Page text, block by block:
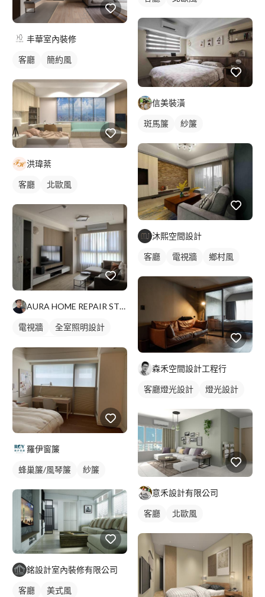
丰華室內裝修
客廳 簡約風
洪瑋棻
客廳 北歐風
AURA HOME REPAIR STUDIO
電視牆
全室照明設計
羅伊窗簾
蜂巢簾/風琴簾 紗簾
銘設計室內裝修有限公司
客廳 美式風
信美裝潢
斑馬簾 紗簾
沐熙空間設計
客廳 電視牆 鄉村風
森禾空間設計工程行
客廳燈光設計 燈光設計
意禾設計有限公司
客廳 北歐風